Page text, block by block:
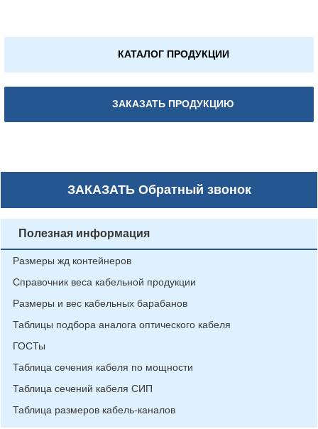
КАТАЛОГ ПРОДУКЦИИ
ЗАКАЗАТЬ ПРОДУКЦИЮ
ЗАКАЗАТЬОбратный звонок
Полезная информация
Размеры жд контейнеров
Справочник веса кабельной продукции
Размеры и вес кабельных барабанов
Таблицы подбора аналога оптического кабеля
ГОСТы
Таблица сечения кабеля по мощности
Таблица сечений кабеля СИП
Таблица размеров кабель-каналов